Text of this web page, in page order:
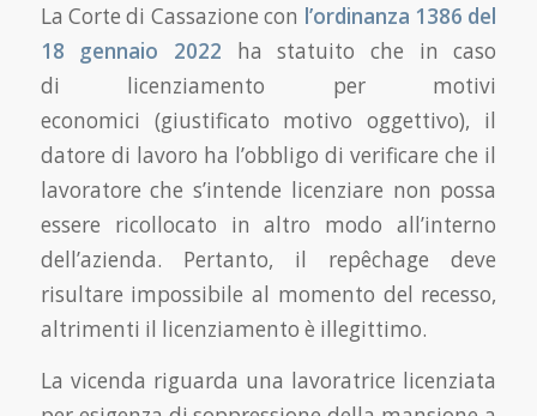
La Corte di Cassazione con l’ordinanza 1386 del
18 gennaio 2022 ha statuito che in caso
di licenziamento per motivi
economici (giustificato motivo oggettivo), il
datore di lavoro ha l’obbligo di verificare che il
lavoratore che s’intende licenziare non possa
essere ricollocato in altro modo all’interno
dell’azienda. Pertanto, il repêchage deve
risultare impossibile al momento del recesso,
altrimenti il licenziamento è illegittimo.
La vicenda riguarda una lavoratrice licenziata